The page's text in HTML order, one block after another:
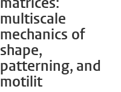
multiscale
mechanics of
shape,
patterning, and
motilit